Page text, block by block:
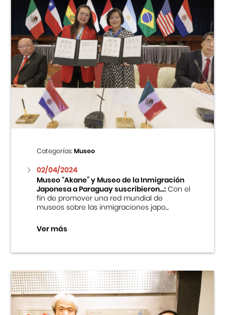
Categorías:Museo
02/04/2024
Museo “Akane” y Museo de la Inmigración
Japonesa a Paraguay suscribieron...:Con el
fin de promover una red mundial de
museos sobre las inmigraciones japo...
Ver más